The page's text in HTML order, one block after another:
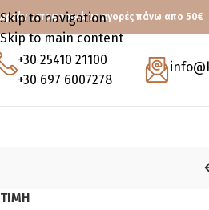
Skip to navigation
Skip to main content
μεταφορικά με αγορές πάνω απο 50€
+30 25410 21100
+30 697 6007278
ΤΙΜΉ